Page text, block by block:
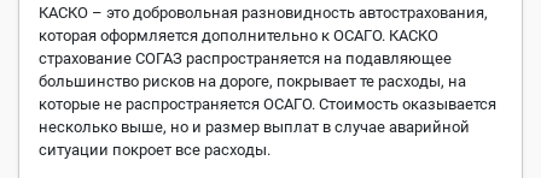
КАСКО – это добровольная разновидность автострахования,
которая оформляется дополнительно к ОСАГО. КАСКО
страхование СОГАЗ распространяется на подавляющее
большинство рисков на дороге, покрывает те расходы, на
которые не распространяется ОСАГО. Стоимость оказывается
несколько выше, но и размер выплат в случае аварийной
ситуации покроет все расходы.